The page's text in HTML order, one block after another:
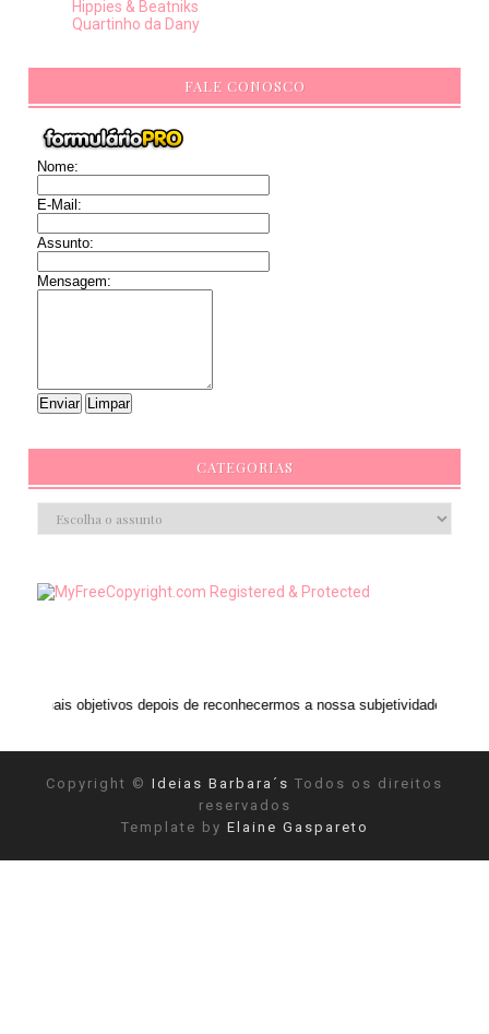
Hippies & Beatniks
Quartinho da Dany
FALE CONOSCO
Nome:
E-Mail:
Assunto:
Mensagem:
CATEGORIAS
depois de reconhecermos a nossa subjetividade." ANAIS NIN
Copyright © Ideias Barbara´s Todos os direitos
reservados
Template by Elaine Gaspareto